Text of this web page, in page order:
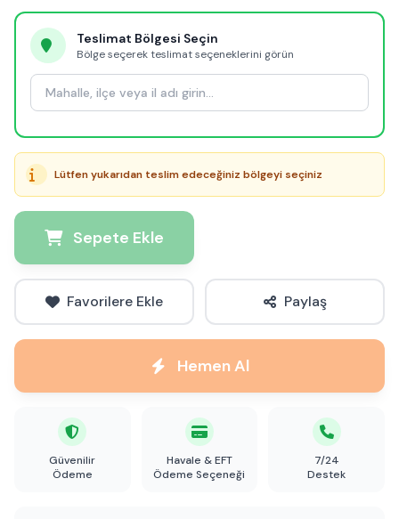
Teslimat Bölgesi Seçin
Bölge seçerek teslimat seçeneklerini görün
Lütfen yukarıdan teslim edeceğiniz bölgeyi seçiniz
Sepete Ekle
Favorilere Ekle Paylaş
Hemen Al
Güvenilir
Ödeme
Havale & EFT
Ödeme Seçeneği
7/24
Destek